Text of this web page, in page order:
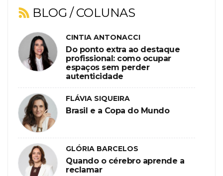
BLOG / COLUNAS
CINTIA ANTONACCI
Do ponto extra ao destaque
profissional: como ocupar
espaços sem perder
autenticidade
FLÁVIA SIQUEIRA
Brasil e a Copa do Mundo
GLÓRIA BARCELOS
Quando o cérebro aprende a
reclamar